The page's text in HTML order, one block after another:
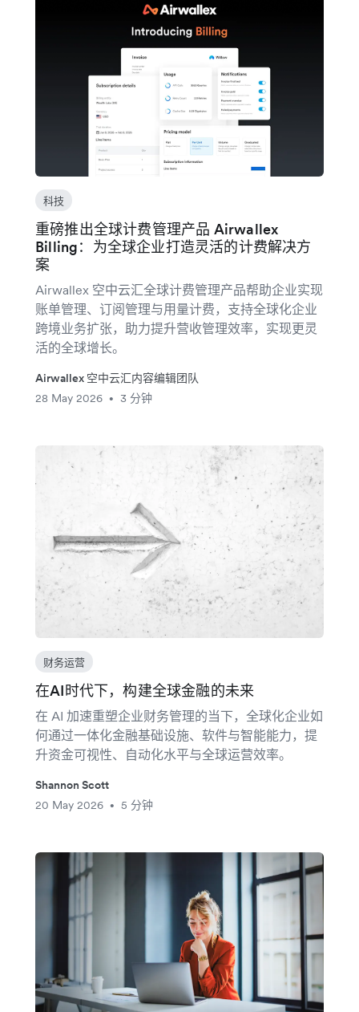
科技
重磅推出全球计费管理产品 Airwallex
Billing：为全球企业打造灵活的计费解决方
案
Airwallex 空中云汇全球计费管理产品帮助企业实现
账单管理、订阅管理与用量计费，支持全球化企业
跨境业务扩张，助力提升营收管理效率，实现更灵
活的全球增长。
Airwallex 空中云汇内容编辑团队
28 May 2026
• 3 分钟
财务运营
在AI时代下，构建全球金融的未来
在 AI 加速重塑企业财务管理的当下，全球化企业如
何通过一体化金融基础设施、软件与智能能力，提
升资金可视性、自动化水平与全球运营效率。
Shannon Scott
20 May 2026
• 5 分钟